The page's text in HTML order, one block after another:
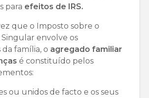
para efeitos de IRS.
que o Imposto sobre o
envolve os
família, o agregado familiar
é constituído pelos
ou unidos de facto e os seus